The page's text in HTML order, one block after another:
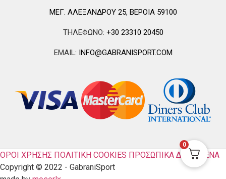
ΜΕΓ. ΑΛΕΞΑΝΔΡΟΥ 25, ΒΕΡΟΙΑ 59100
ΤΗΛΕΦΩΝΟ: +30 23310 20450
EMAIL: INFO@GABRANISPORT.COM
ΟΡΟΙ ΧΡΗΣΗΣ ΠΟΛΙΤΙΚΗ COOKIES ΠΡΟΣΩΠΙΚΑ ΔΕΔΟΜΕΝΑ
Copyright © 2022 - GabraniSport
0